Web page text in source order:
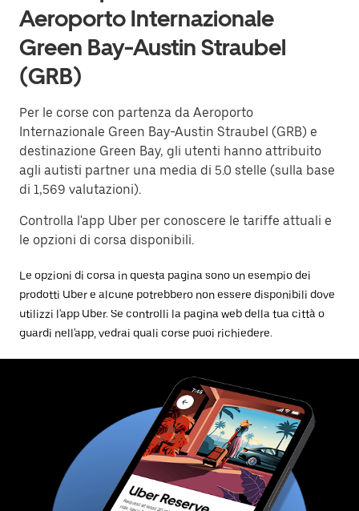
Aeroporto Internazionale
Green Bay-Austin Straubel
(GRB)
Per le corse con partenza da Aeroporto
Internazionale Green Bay-Austin Straubel (GRB) e
destinazione Green Bay, gli utenti hanno attribuito
agli autisti partner una media di 5.0 stelle (sulla base
di 1,569 valutazioni).
Controlla l'app Uber per conoscere le tariffe attuali e
le opzioni di corsa disponibili.
Le opzioni di corsa in questa pagina sono un esempio dei
prodotti Uber e alcune potrebbero non essere disponibili dove
utilizzi l'app Uber. Se controlli la pagina web della tua città o
guardi nell'app, vedrai quali corse puoi richiedere.